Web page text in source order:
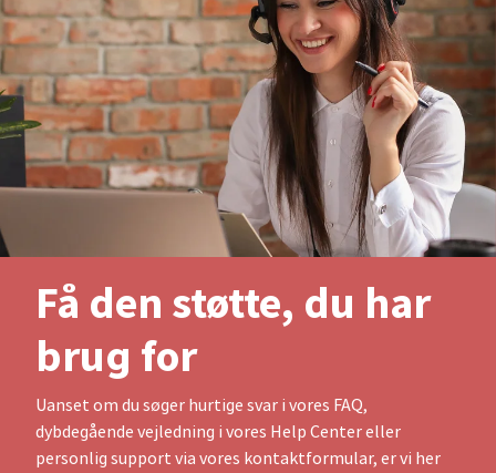
Få den støtte, du har
brug for
Uanset om du søger hurtige svar i vores FAQ,
dybdegående vejledning i vores Help Center eller
personlig support via vores kontaktformular, er vi her